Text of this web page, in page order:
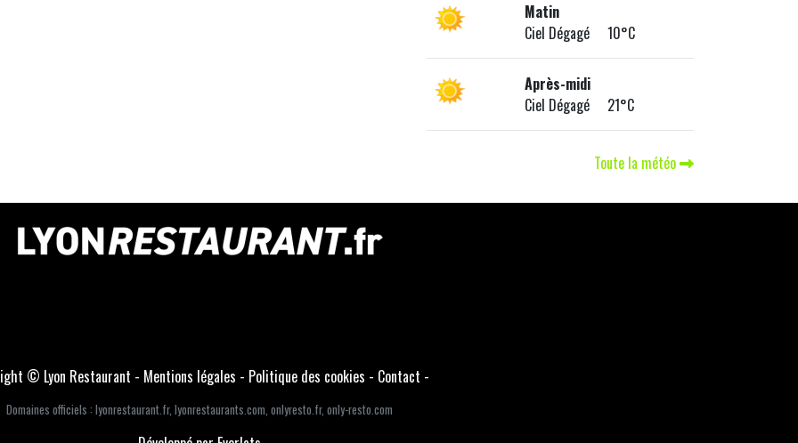
Matin
Ciel Dégagé 10°C
Après-midi
Ciel Dégagé 21°C
Toute la météo
© Lyon Restaurant - Mentions légales - Politique des cookies - Contact -
Domaines officiels : lyonrestaurant.fr, lyonrestaurants.com, onlyresto.fr, only-resto.com